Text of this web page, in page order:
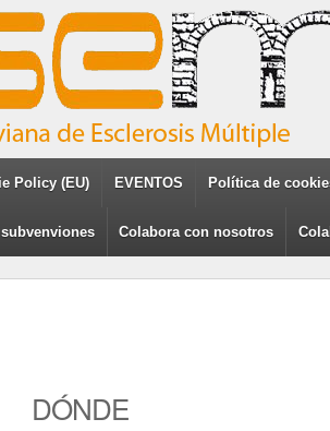
Policy (EU) EVENTOS Política de
Colabora con nosotros
DÓNDE